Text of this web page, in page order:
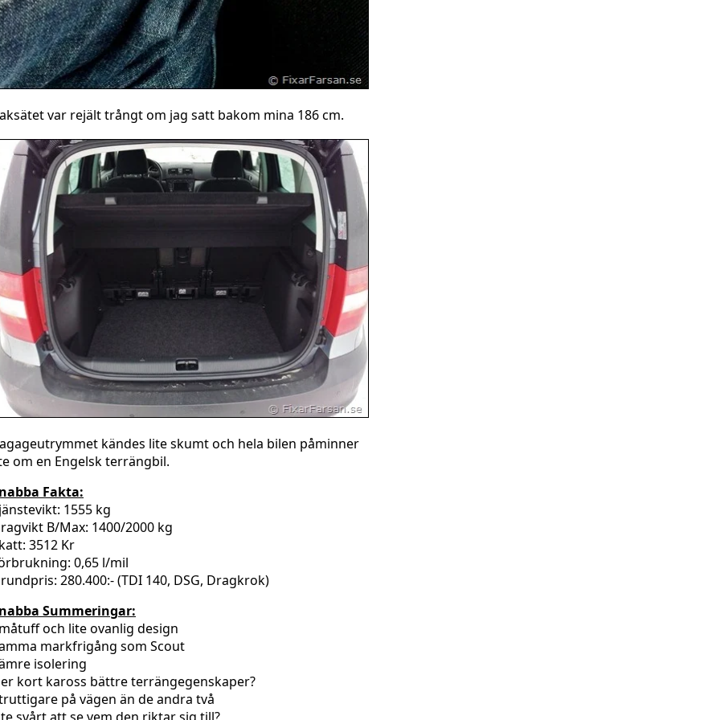
var rejält trångt om jag satt bakom mina 186 cm.
kändes lite skumt och hela bilen påminner
om en Engelsk terrängbil.
Fakta:
1555 kg
B/Max: 1400/2000 kg
3512 Kr
0,65 l/mil
280.400:- (TDI 140, DSG, Dragkrok)
Summeringar:
och lite ovanlig design
markfrigång som Scout
isolering
kort kaross bättre terrängegenskaper?
på vägen än de andra två
svårt att se vem den riktar sig till?